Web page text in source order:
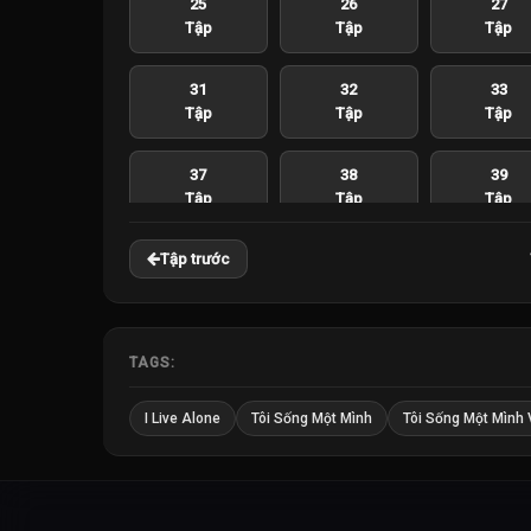
25
Tập
26
Tập
27
Tập
31
Tập
32
Tập
33
Tập
37
Tập
38
Tập
39
Tập
43
Tập
Tập
Tập
Tập
Tập trước
TAGS:
I Live Alone Tôi Sống Một Mình Tôi Sống Một Mình